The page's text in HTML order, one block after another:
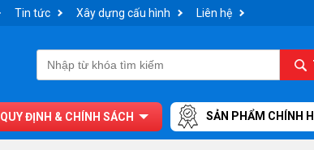
Tin tức Xây dựng cấu hình Liên hệ
QUY ĐỊNH & CHÍNH SÁCH SẢN PHẨM CHÍNH